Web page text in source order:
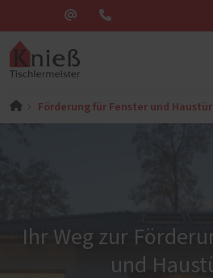
Förderung für Fenster und
Ihr Weg zur
und